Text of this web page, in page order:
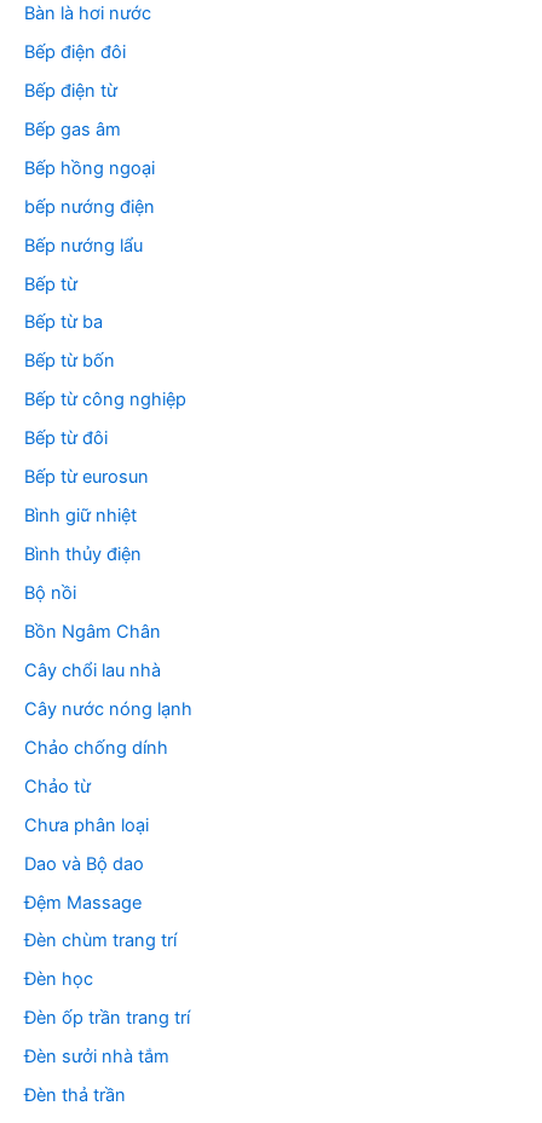
Bàn là hơi nước
Bếp điện đôi
Bếp điện từ
Bếp gas âm
Bếp hồng ngoại
bếp nướng điện
Bếp nướng lẩu
Bếp từ
Bếp từ ba
Bếp từ bốn
Bếp từ công nghiệp
Bếp từ đôi
Bếp từ eurosun
Bình giữ nhiệt
Bình thủy điện
Bộ nồi
Bồn Ngâm Chân
Cây chổi lau nhà
Cây nước nóng lạnh
Chảo chống dính
Chảo từ
Chưa phân loại
Dao và Bộ dao
Đệm Massage
Đèn chùm trang trí
Đèn học
Đèn ốp trần trang trí
Đèn sưởi nhà tắm
Đèn thả trần